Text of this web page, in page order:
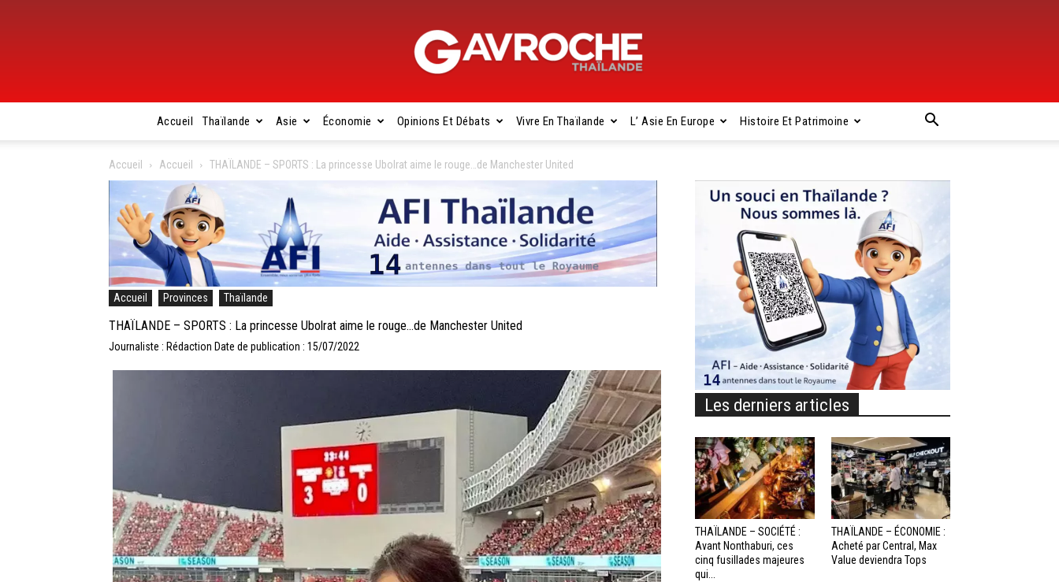
Gavroche
Thaïlande
Accueil Thaïlande Asie Économie Opinions Et Débats Vivre En Thaïlande L’ Asie En Europe Histoire Et Patrimoine
Accueil Accueil THAÏLANDE – SPORTS : La princesse Ubolrat aime le rouge…de Manchester United
Accueil Provinces Thaïlande
THAÏLANDE – SPORTS : La princesse Ubolrat aime le rouge…de Manchester United
Journaliste : Rédaction Date de publication : 15/07/2022
Les derniers articles
THAÏLANDE – SOCIÉTÉ :
Avant Nonthaburi, ces
cinq fusillades majeures
qui...
THAÏLANDE – ÉCONOMIE :
Acheté par Central, Max
Value deviendra Tops